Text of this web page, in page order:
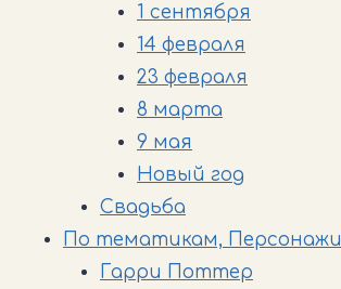
1 сентября
14 февраля
23 февраля
8 марта
9 мая
Новый год
Свадьба
По тематикам, Персонажи
Гарри Поттер